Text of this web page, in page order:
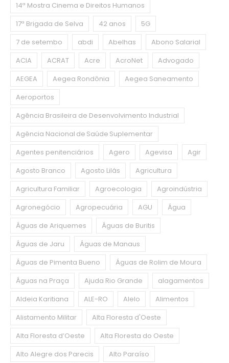
14ª Mostra Cinema e Direitos Humanos
17ª Brigada de Selva
42 anos
5G
7 de setembo
abdi Abelhas
Abono Salarial
ACIA
ACRAT Acre AcroNet
Advogado
AEGEA
Aegea Rondônia
Aegea Saneamento
Aeroportos
Agência Brasileira de Desenvolvimento Industrial
Agência Nacional de Saúde Suplementar
Agentes penitenciários
Agero Agevisa
Agir
Agosto Branco
Agosto Lilás
Agricultura
Agricultura Familiar
Agroecologia
Agroindústria
Agronegócio
Agropecuária AGU
Água
Águas de Ariquemes
Águas de Buritis
Águas de Jaru
Águas de Manaus
Águas de Pimenta Bueno
Águas de Rolim de Moura
Águas na Praça
Ajuda Rio Grande
alagamentos
Aldeia Karitiana
ALE-RO Alelo
Alimentos
Alistamento Militar
Alta Floresta d'Oeste
Alta Floresta d’Oeste
Alta Floresta do Oeste
Alto Alegre dos Parecis
Alto Paraíso